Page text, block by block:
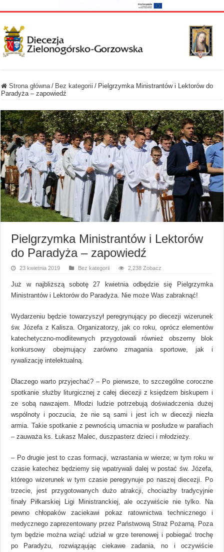
Strona główna / Bez kategorii / Pielgrzymka Ministrantów i Lektorów do
Paradyża – zapowiedź
Pielgrzymka Ministrantów i Lektorów
do Paradyża – zapowiedź
23 kwietnia 2019 Bez kategorii 2,238 Zobacz
Już w najbliższą sobotę 27 kwietnia odbędzie się Pielgrzymka
Ministrantów i Lektorów do Paradyża. Nie może Was zabraknąć!
Wydarzeniu będzie towarzyszył peregrynujący po diecezji wizerunek
św. Józefa z Kalisza. Organizatorzy, jak co roku, oprócz elementów
katechetyczno-modlitewnych przygotowali również obszerny blok
konkursowy obejmujący zarówno zmagania sportowe, jak i
rywalizację intelektualną.
Dlaczego warto przyjechać? – Po pierwsze, to szczególne coroczne
spotkanie służby liturgicznej z całej diecezji z księdzem biskupem i
ze sobą nawzajem. Młodzi ludzie potrzebują doświadczenia dużej
wspólnoty i poczucia, że nie są sami i jest ich w diecezji niezła
armia. Takie spotkanie z pewnością umacnia w posłudze w parafiach
– zauważa ks. Łukasz Malec, duszpasterz dzieci i młodzieży.
– Po drugie jest to czas formacji, wzrastania w wierze; w tym roku w
czasie katechez będziemy się wpatrywali dalej w postać św. Józefa,
którego wizerunek w tym czasie peregrynuje po naszej diecezji. Po
trzecie, jest przygotowanych dużo atrakcji, chociażby tradycyjnie
finały Piłkarskiej Ligi Ministranckiej, ale oczywiście nie tylko. Na
pewno chłopaków zaciekawi pokaz ratownictwa technicznego i
medycznego zaprezentowany przez Państwową Straż Pożarną. Poza
tym będzie można wziąć udział w grze terenowej i pobiegać trochę
po Paradyżu, rozwiąząując ciekawe zadania, no i oczywiście